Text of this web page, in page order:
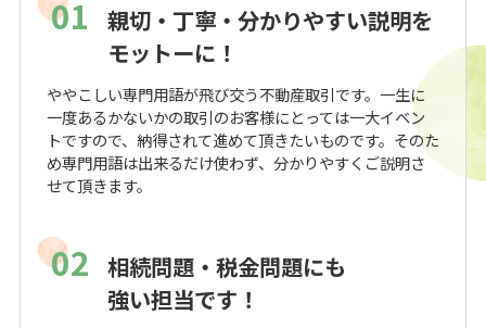
01
親切・丁寧・分かりやすい説明を
モットーに！
ややこしい専門用語が飛び交う不動産取引です。一生に
一度あるかないかの取引のお客様にとっては一大イベン
トですので、納得されて進めて頂きたいものです。そのた
め専門用語は出来るだけ使わず、分かりやすくご説明さ
せて頂きます。
02 相続問題・税金問題にも
強い担当です！